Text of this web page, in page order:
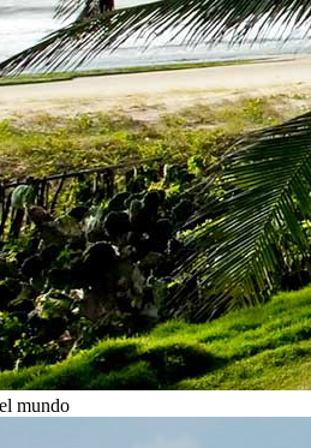
mundo